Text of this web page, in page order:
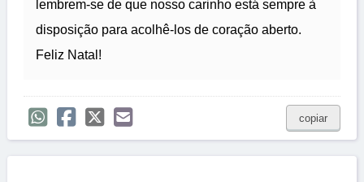
lembrem-se de que nosso carinho está sempre à
disposição para acolhê-los de coração aberto.
Feliz Natal!
copiar